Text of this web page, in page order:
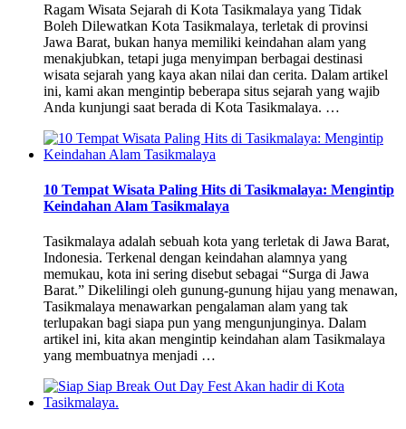
Ragam Wisata Sejarah di Kota Tasikmalaya yang Tidak
Boleh Dilewatkan Kota Tasikmalaya, terletak di provinsi
Jawa Barat, bukan hanya memiliki keindahan alam yang
menakjubkan, tetapi juga menyimpan berbagai destinasi
wisata sejarah yang kaya akan nilai dan cerita. Dalam artikel
ini, kami akan mengintip beberapa situs sejarah yang wajib
Anda kunjungi saat berada di Kota Tasikmalaya. …
10 Tempat Wisata Paling Hits di Tasikmalaya: Mengintip
Keindahan Alam Tasikmalaya
Tasikmalaya adalah sebuah kota yang terletak di Jawa Barat,
Indonesia. Terkenal dengan keindahan alamnya yang
memukau, kota ini sering disebut sebagai “Surga di Jawa
Barat.” Dikelilingi oleh gunung-gunung hijau yang menawan,
Tasikmalaya menawarkan pengalaman alam yang tak
terlupakan bagi siapa pun yang mengunjunginya. Dalam
artikel ini, kita akan mengintip keindahan alam Tasikmalaya
yang membuatnya menjadi …